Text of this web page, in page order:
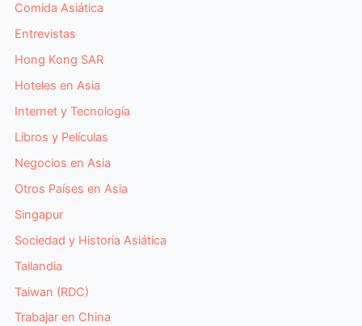
Comida Asiática
Entrevistas
Hong Kong SAR
Hoteles en Asia
Internet y Tecnología
Libros y Películas
Negocios en Asia
Otros Países en Asia
Singapur
Sociedad y Historia Asiática
Tailandia
Taiwan (RDC)
Trabajar en China